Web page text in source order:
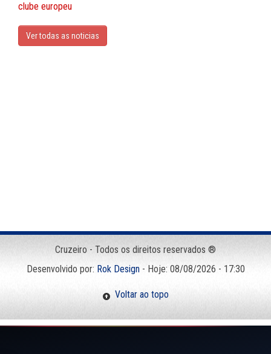
clube europeu
Ver todas as noticias
Cruzeiro - Todos os direitos reservados ®
Desenvolvido por: Rok Design- Hoje: 08/08/2026 - 17:30
Voltar ao topo